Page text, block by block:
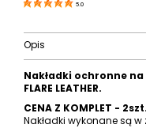
5.0
Opis
Nakładki ochronne
FLARE LEATHER.
CENA Z KOMPLET - 2szt.
Nakładki wykonane są